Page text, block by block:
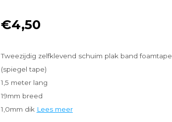
€4,50
Tweezijdig zelfklevend schuim plak band foamtape
(spiegel tape)
1,5 meter lang
19mm breed
1,0mm dik Lees meer